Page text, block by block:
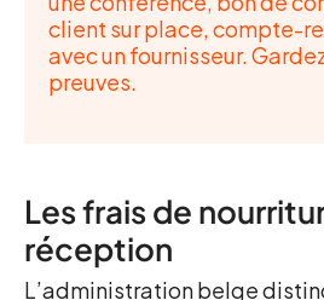
client sur place, compte-
avec un fournisseur.
preuves.
Les frais de
réception
L’administration belge